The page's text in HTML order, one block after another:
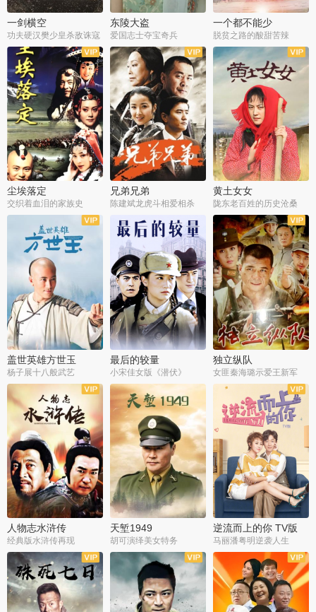
一剑横空
功夫硬汉樊少皇杀敌诛寇
东陵大盗
爱国志士夺宝奇兵
一个都不能少
脱贫之路的酸甜苦辣
全25集
尘埃落定
交织着血泪的家族史
全50集
兄弟兄弟
陈建斌龙虎斗相爱相杀
全23集
黄土女女
陇东老百姓的历史沧桑
全36集
盖世英雄方世玉
杨子展十八般武艺
全28集
最后的较量
小宋佳女版《潜伏》
全44集
独立纵队
女匪秦海璐示爱王新军
全40集
人物志水浒传
经典版水浒传再现
全30集
天堑1949
胡可演绎美女特务
全43集
逆流而上的你 TV版
马丽潘粤明逆袭人生
全34集
全21集 全35集